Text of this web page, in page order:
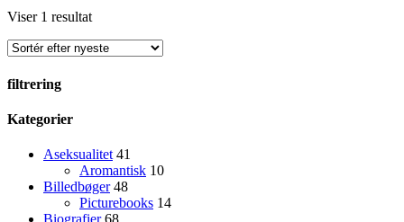
Viser 1 resultat
filtrering
Close
Kategorier
Aseksualitet 41
Aromantisk 10
Billedbøger 48
Picturebooks 14
Biografier 68